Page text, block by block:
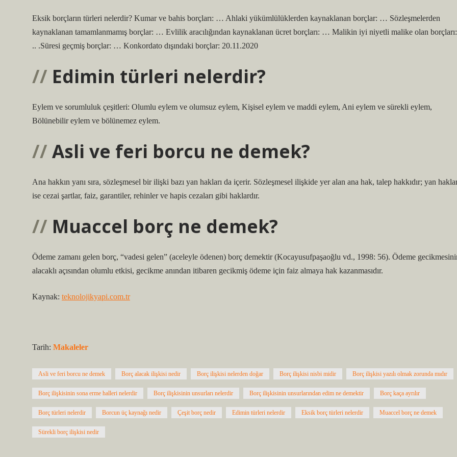
Eksik borçların türleri nelerdir? Kumar ve bahis borçları: … Ahlaki yükümlülüklerden kaynaklanan borçlar: … Sözleşmelerden
kaynaklanan tamamlanmamış borçlar: … Evlilik aracılığından kaynaklanan ücret borçları: … Malikin iyi niyetli malike olan borçları:
.. .Süresi geçmiş borçlar: … Konkordato dışındaki borçlar: 20.11.2020
Edimin türleri nelerdir?
Eylem ve sorumluluk çeşitleri: Olumlu eylem ve olumsuz eylem, Kişisel eylem ve maddi eylem, Ani eylem ve sürekli eylem,
Bölünebilir eylem ve bölünemez eylem.
Asli ve feri borcu ne demek?
Ana hakkın yanı sıra, sözleşmesel bir ilişki bazı yan hakları da içerir. Sözleşmesel ilişkide yer alan ana hak, talep hakkıdır; yan
ise cezai şartlar, faiz, garantiler, rehinler ve hapis cezaları gibi haklardır.
Muaccel borç ne demek?
Ödeme zamanı gelen borç, “vadesi gelen” (aceleyle ödenen) borç demektir (Kocayusufpaşaoğlu vd., 1998: 56). Ödeme
alacaklı açısından olumlu etkisi, gecikme anından itibaren gecikmiş ödeme için faiz almaya hak kazanmasıdır.
Kaynak: teknolojikyapi.com.tr
Tarih: Makaleler
Asli ve feri borcu ne demek Borç alacak ilişkisi nedir Borç ilişkisi nelerden doğar Borç ilişkisi nisbi midir Borç ilişkisi yazılı olmak zorunda mıdır
Borç ilişkisinin sona erme halleri nelerdir Borç ilişkisinin unsurları nelerdir Borç ilişkisinin unsurlarından edim ne demektir Borç kaça ayrılır
Borç türleri nelerdir Borcun üç kaynağı nedir Çeşit borç nedir Edimin türleri nelerdir Eksik borç türleri nelerdir Muaccel borç ne demek
Sürekli borç ilişkisi nedir